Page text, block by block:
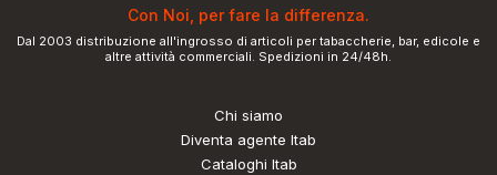
Con Noi, per fare la differenza.
Dal 2003 distribuzione all'ingrosso di articoli per tabaccherie, bar, edicole e
altre attività commerciali. Spedizioni in 24/48h.
Chi siamo
Diventa agente Itab
Cataloghi Itab